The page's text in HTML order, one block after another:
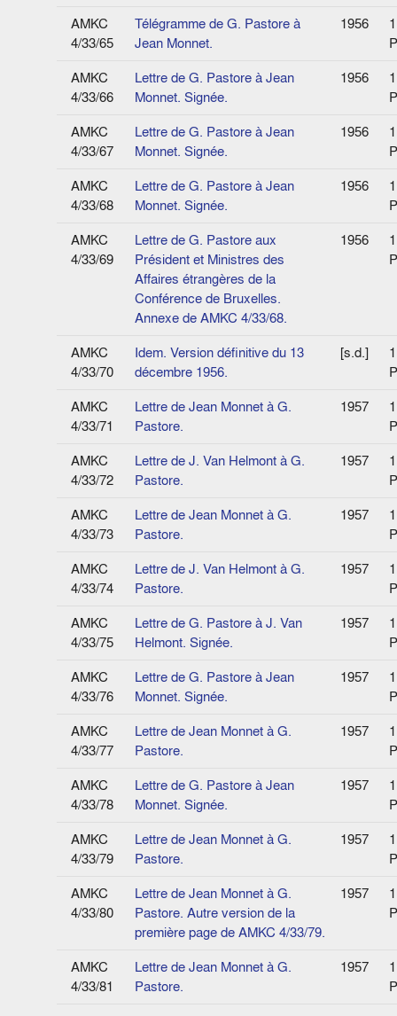
AMKC
4/33/65
Télégramme de G. Pastore à
Jean Monnet.
1956
1
AMKC
4/33/66
Lettre de G. Pastore à Jean
Monnet. Signée.
1956
1
AMKC
4/33/67
Lettre de G. Pastore à Jean
Monnet. Signée.
1956
1
AMKC
4/33/68
Lettre de G. Pastore à Jean
Monnet. Signée.
1956
1
AMKC
4/33/69
Lettre de G. Pastore aux
Président et Ministres des
Affaires étrangères de la
Conférence de Bruxelles.
Annexe de AMKC 4/33/68.
1956
1
AMKC
4/33/70
Idem. Version définitive du 13
décembre 1956.
[s.d.]
1
AMKC
4/33/71
Lettre de Jean Monnet à G.
Pastore.
1957
1
AMKC
4/33/72
Lettre de J. Van Helmont à G.
Pastore.
1957
1
AMKC
4/33/73
Lettre de Jean Monnet à G.
Pastore.
1957
1
AMKC
4/33/74
Lettre de J. Van Helmont à G.
Pastore.
1957
1
AMKC
4/33/75
Lettre de G. Pastore à J. Van
Helmont. Signée.
1957
1
AMKC
4/33/76
Lettre de G. Pastore à Jean
Monnet. Signée.
1957
1
AMKC
4/33/77
Lettre de Jean Monnet à G.
Pastore.
1957
1
AMKC
4/33/78
Lettre de G. Pastore à Jean
Monnet. Signée.
1957
1
AMKC
4/33/79
Lettre de Jean Monnet à G.
Pastore.
1957
1
AMKC
4/33/80
Lettre de Jean Monnet à G.
Pastore. Autre version de la
première page de AMKC 4/33/79.
1957
1
AMKC
4/33/81
Lettre de Jean Monnet à G.
Pastore.
1957
1